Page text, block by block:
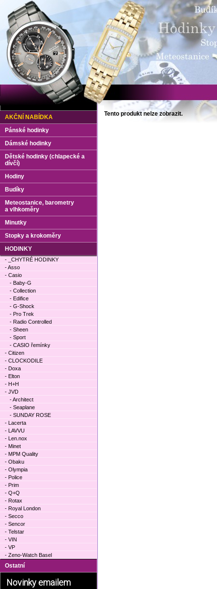
Tento produkt nelze zobrazit.
AKČNÍ NABÍDKA
Pánské hodinky
Dámské hodinky
Dětské hodinky (chlapecké a
dívčí)
Hodiny
Budíky
Meteostanice, barometry
a vlhkoměry
Minutky
Stopky a krokoměry
HODINKY
- _CHYTRÉ HODINKY
- Asso
- Casio
- Baby-G
- Collection
- Edifice
- G-Shock
- Pro Trek
- Radio Controlled
- Sheen
- Sport
- CASIO řemínky
- Citizen
- CLOCKODILE
- Doxa
- Elton
- H+H
- JVD
- Architect
- Seaplane
- SUNDAY ROSE
- Lacerta
- LAVVU
- Len.nox
- Minet
- MPM Quality
- Obaku
- Olympia
- Police
- Prim
- Q+Q
- Rotax
- Royal London
- Secco
- Sencor
- Telstar
- VIN
- VP
- Zeno-Watch Basel
Ostatní
Novinky emailem